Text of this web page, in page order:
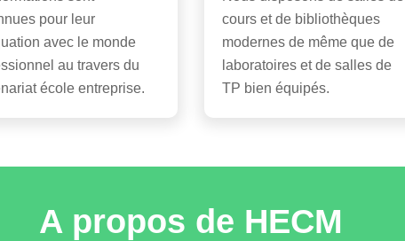
pour leur
avec le monde
au travers du
école entreprise.
cours et de bibliothèques
modernes de même que de
laboratoires et de salles de
TP bien équipés.
A propos de HECM